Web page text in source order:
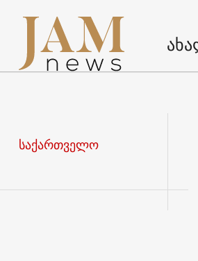
საქართველო